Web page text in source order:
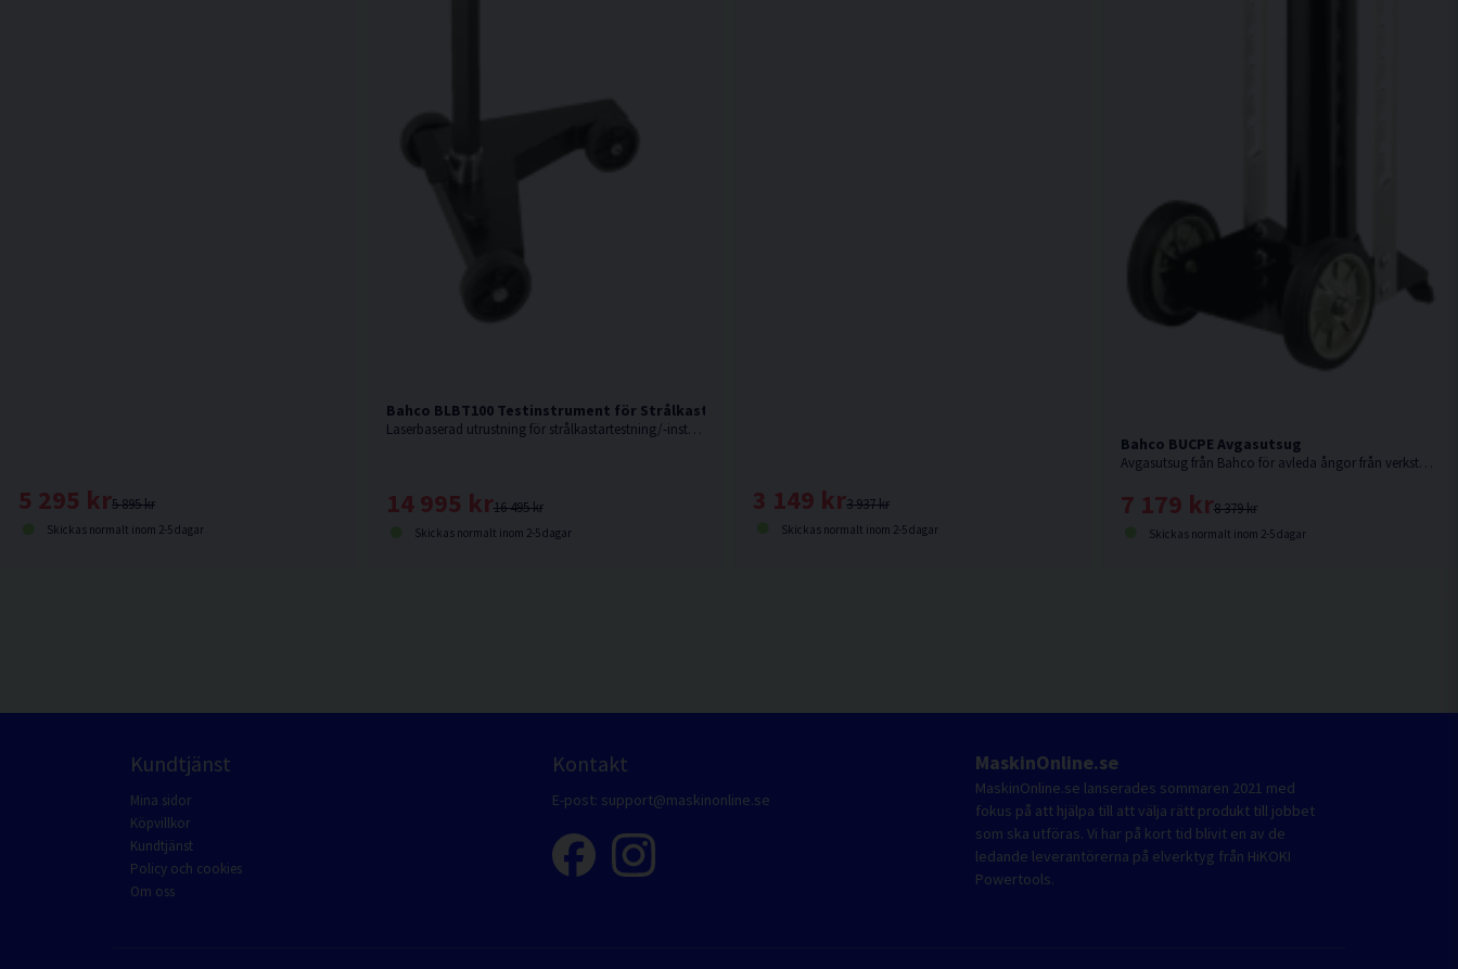
5 895 kr
5 295 kr
Skickas normalt inom 2-5 dagar
Bahco BLBT100 Testinstrument för Strålkastare
Laserbaserad utrustning för strålkastartestning/-inställning
16 495 kr
14 995 kr
Skickas normalt inom 2-5 dagar
3 937 kr
3 149 kr
Skickas normalt inom 2-5 dagar
Bahco BUCPE Avgasutsug
Avgasutsug från Bahco för avleda ångor från verkstaden
8 379 kr
7 179 kr
Skickas normalt inom 2-5 dagar
Kundtjänst
Mina sidor
Köpvillkor
Kundtjänst
Policy och cookies
Om oss
Kontakt
E-post: support@maskinonline.se
MaskinOnline.se
MaskinOnline.se lanserades sommaren 2021 med
fokus på att hjälpa till att välja rätt produkt till jobbet
som ska utföras. Vi har på kort tid blivit en av de
ledande leverantörerna på elverktyg från HiKOKI
Powertools.